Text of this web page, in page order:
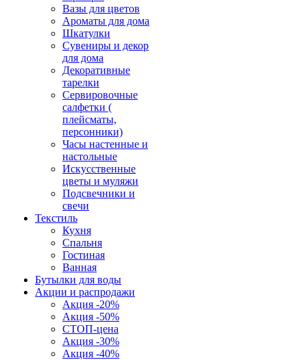
Вазы для цветов
Ароматы для дома
Шкатулки
Сувениры и декор
для дома
Декоративные
тарелки
Сервировочные
салфетки (
плейсматы,
персонники)
Часы настенные и
настольные
Искусственные
цветы и муляжи
Подсвечники и
свечи
Текстиль
Кухня
Спальня
Гостиная
Ванная
Бутылки для воды
Акции и распродажи
Акция -20%
Акция -50%
СТОП-цена
Акция -30%
Акция -40%